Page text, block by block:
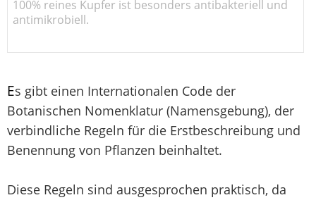
100% reines Kupfer ist besonders antibakteriell und
antimikrobiell.
Es gibt einen Internationalen Code der
Botanischen Nomenklatur (Namensgebung), der
verbindliche Regeln für die Erstbeschreibung und
Benennung von Pflanzen beinhaltet.
Diese Regeln sind ausgesprochen praktisch, da